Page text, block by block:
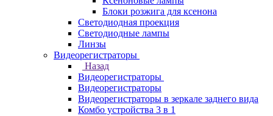
Блоки розжига для ксенона
Светодиодная проекция
Светодиодные лампы
Линзы
Видеорегистраторы
Назад
Видеорегистраторы
Видеорегистраторы
Видеорегистраторы в зеркале заднего вида
Комбо устройства 3 в 1